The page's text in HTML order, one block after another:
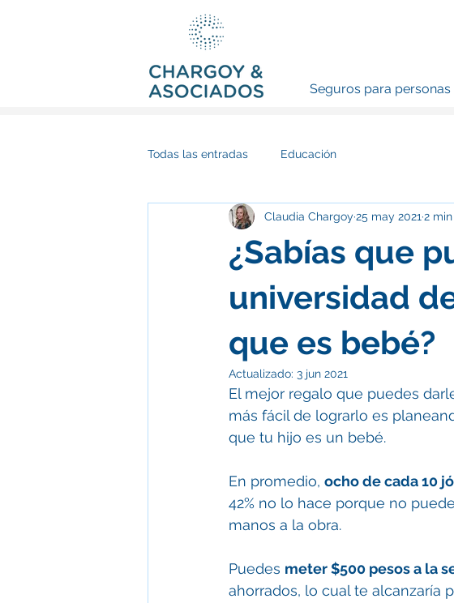
Seguros para personas
Todas las entradas Educación
¿Sabías que
universidad
que es bebé?
Claudia Chargoy 25 may 2021 2
Actualizado: 3 jun 2021
El mejor regalo que puedes
más fácil de lograrlo es
que tu hijo es un bebé.
En promedio, ocho de cada 10
42% no lo hace porque no
manos a la obra.
Puedes meter $500 pesos a la
ahorrados, lo cual te alcanzaría